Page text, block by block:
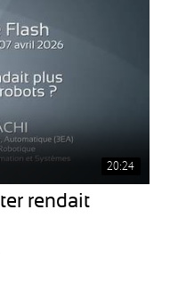
20:24
rendait